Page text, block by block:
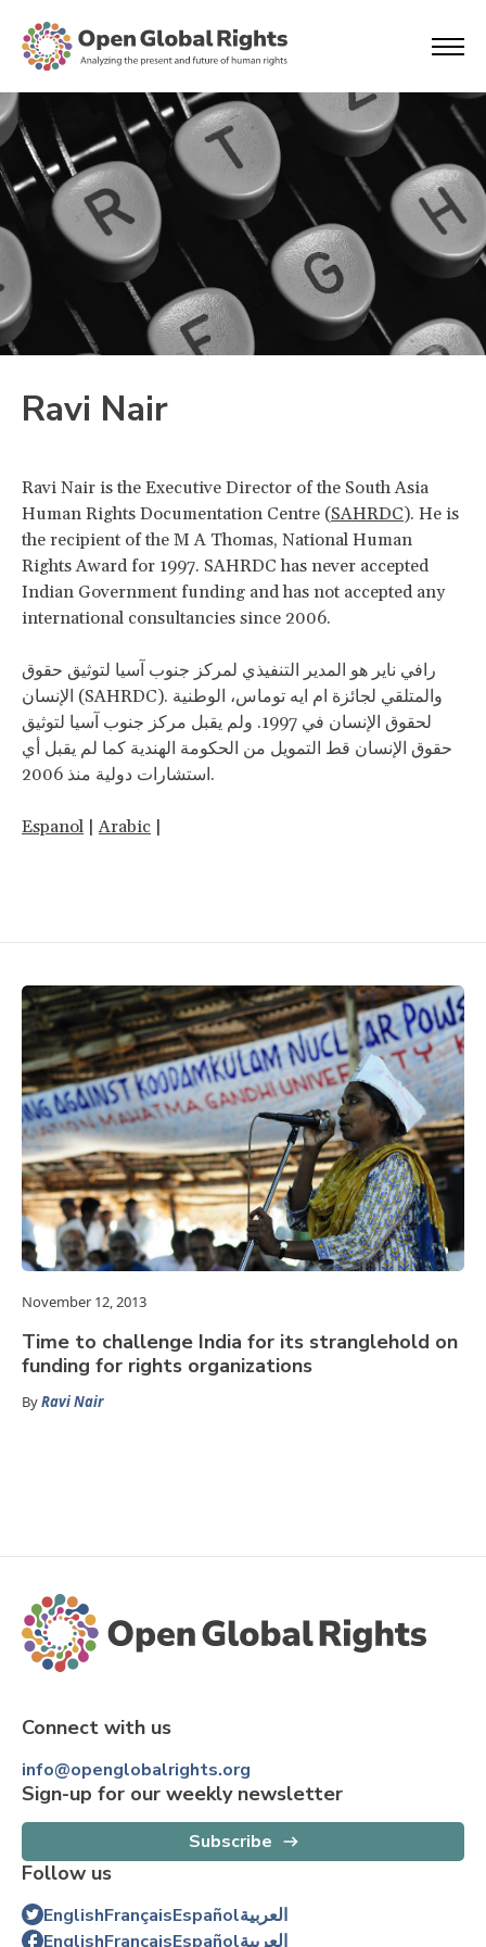
Ravi Nair
Ravi Nair is the Executive Director of the South Asia
Human Rights Documentation Centre (SAHRDC). He is
the recipient of the M A Thomas, National Human
Rights Award for 1997. SAHRDC has never accepted
Indian Government funding and has not accepted any
international consultancies since 2006.
رافي ناير هو المدير التنفيذي لمركز جنوب آسيا لتوثيق حقوق
الإنسان (SAHRDC). والمتلقي لجائزة ام ايه توماس، الوطنية
لحقوق الإنسان في 1997. ولم يقبل مركز جنوب آسيا لتوثيق
حقوق الإنسان قط التمويل من الحكومة الهندية كما لم يقبل أي
استشارات دولية منذ 2006.
Espanol |Arabic |
November 12, 2013
Time to challenge India for its stranglehold on
funding for rights organizations
ByRavi Nair
Connect with us
info@openglobalrights.org
Sign-up for our weekly newsletter
Subscribe
Follow us
EnglishFrançaisEspañolالعربية
EnglishFrançaisEspañolالعربية